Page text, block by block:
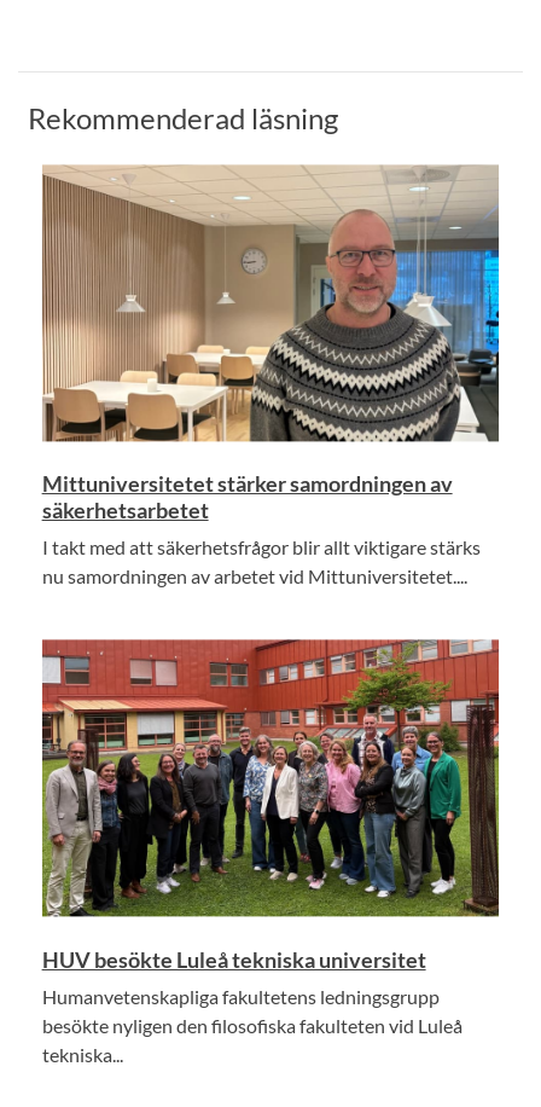
Rekommenderad läsning
Mittuniversitetet stärker samordningen av
säkerhetsarbetet
I takt med att säkerhetsfrågor blir allt viktigare stärks
nu samordningen av arbetet vid Mittuniversitetet....
HUV besökte Luleå tekniska universitet
Humanvetenskapliga fakultetens ledningsgrupp
besökte nyligen den filosofiska fakulteten vid Luleå
tekniska...